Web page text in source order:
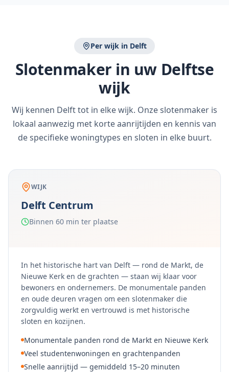
Per wijk in Delft
Slotenmaker in uw Delftse
wijk
Wij kennen Delfttot in elke wijk. Onze slotenmaker is
lokaal aanwezig met korte aanrijtijden en kennis van
de specifieke woningtypes en sloten in elke buurt.
WIJK
Delft Centrum
Binnen 60 min ter plaatse
In het historische hart van Delft — rond de Markt, de
Nieuwe Kerk en de grachten — staan wij klaar voor
bewoners en ondernemers. De monumentale panden
en oude deuren vragen om een slotenmaker die
zorgvuldig werkt en vertrouwd is met historische
sloten en kozijnen.
Monumentale panden rond de Markt en Nieuwe Kerk
Veel studentenwoningen en grachtenpanden
Snelle aanrijtijd — gemiddeld 15–20 minuten